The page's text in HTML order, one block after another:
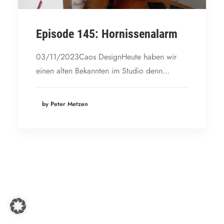
Episode 145: Hornissenalarm
03/11/2023Caos DesignHeute haben wir
einen alten Bekannten im Studio denn…
by Peter Metzen